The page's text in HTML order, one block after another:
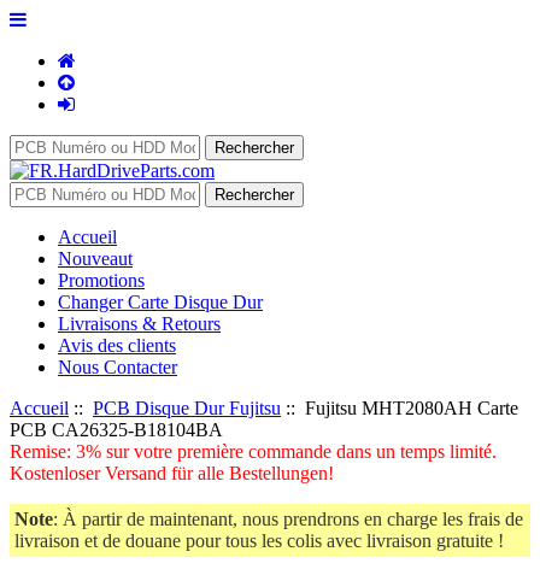
Accueil
Nouveaut
Promotions
Changer Carte Disque Dur
Livraisons & Retours
Avis des clients
Nous Contacter
Accueil :: PCB Disque Dur Fujitsu :: Fujitsu MHT2080AH Carte
PCB CA26325-B18104BA
Remise: 3% sur votre première commande dans un temps limité.
Kostenloser Versand für alle Bestellungen!
Note: À partir de maintenant, nous prendrons en charge les frais de
livraison et de douane pour tous les colis avec livraison gratuite !